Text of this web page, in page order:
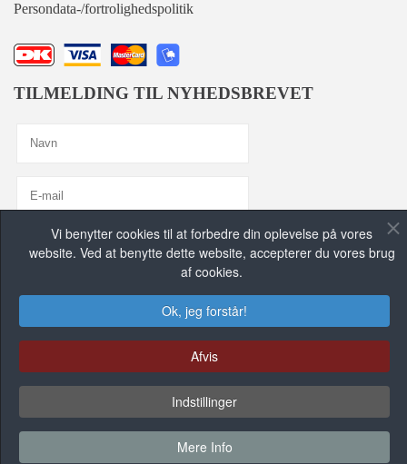
Vi benytter cookies til at forbedre din oplevelse på vores
website. Ved at benytte dette website, accepterer du vores brug
af cookies.
Ok, jeg forstår!
Afvis
Indstillinger
Mere Info
Persondata-/fortrolighedspolitik
TILMELDING TIL NYHEDSBREVET
Jeg er enig medPrivatlivspolitik
FIND OS PÅ DE SOCIALE MEDIER